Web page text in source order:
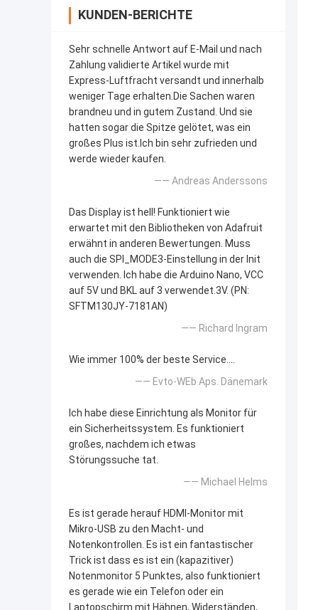
KUNDEN-BERICHTE
Sehr schnelle Antwort auf E-Mail und nach
Zahlung validierte Artikel wurde mit
Express-Luftfracht versandt und innerhalb
weniger Tage erhalten.Die Sachen waren
brandneu und in gutem Zustand. Und sie
hatten sogar die Spitze gelötet, was ein
großes Plus ist.Ich bin sehr zufrieden und
werde wieder kaufen.
—— Andreas Anderssons
Das Display ist hell! Funktioniert wie
erwartet mit den Bibliotheken von Adafruit
erwähnt in anderen Bewertungen. Muss
auch die SPI_MODE3-Einstellung in der Init
verwenden. Ich habe die Arduino Nano, VCC
auf 5V und BKL auf 3 verwendet.3V. (PN:
SFTM130JY-7181AN)
—— Richard Ingram
Wie immer 100% der beste Service....
—— Evto-WEb Aps. Dänemark
Ich habe diese Einrichtung als Monitor für
ein Sicherheitssystem. Es funktioniert
großes, nachdem ich etwas
Störungssuche tat.
—— Michael Helms
Es ist gerade herauf HDMI-Monitor mit
Mikro-USB zu den Macht- und
Notenkontrollen. Es ist ein fantastischer
Trick ist dass es ist ein (kapazitiver)
Notenmonitor 5 Punktes, also funktioniert
es gerade wie ein Telefon oder ein
Laptopschirm mit Hähnen, Widerständen,